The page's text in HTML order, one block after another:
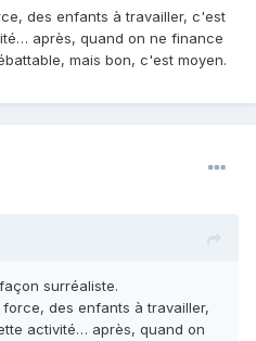
des enfants à travailler, c'est
après, quand on ne finance
mais bon, c'est moyen.
surréaliste.
des enfants à travailler,
activité… après, quand on